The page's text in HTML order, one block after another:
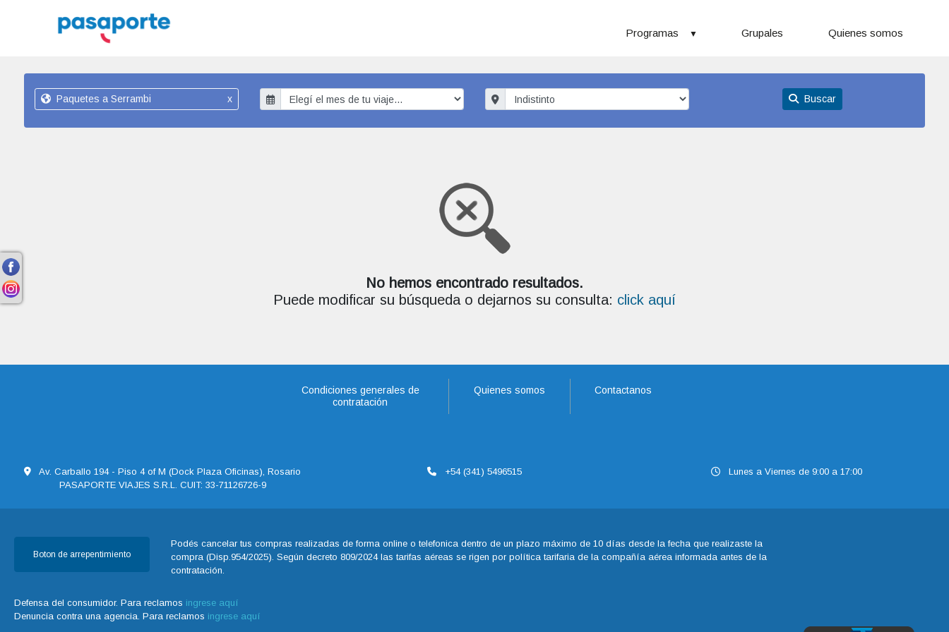
Programas Grupales Quienes somos
Paquetes a Serrambi x Buscar
No hemos encontrado resultados.
Puede modificar su búsqueda o dejarnos su consulta: click aquí
Condiciones generales de
contratación
Quienes somos Contactanos
Av. Carballo 194 - Piso 4 of M (Dock Plaza Oficinas), Rosario
PASAPORTE VIAJES S.R.L. CUIT: 33-71126726-9
+54 (341) 5496515 Lunes a Viernes de 9:00 a 17:00
Boton de arrepentimiento
Podés cancelar tus compras realizadas de forma online o telefonica dentro de un plazo máximo de 10 días desde la fecha que realizaste la
compra (Disp.954/2025). Según decreto 809/2024 las tarifas aéreas se rigen por política tarifaria de la compañía aérea informada antes de la
contratación.
Defensa del consumidor. Para reclamos ingrese aquí
Denuncia contra una agencia. Para reclamos ingrese aquí